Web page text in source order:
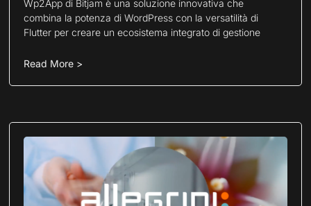
Wp2App di Bitjam è una soluzione innovativa che
combina la potenza di WordPress con la versatilità di
Flutter per creare un ecosistema integrato di gestione
Read More >